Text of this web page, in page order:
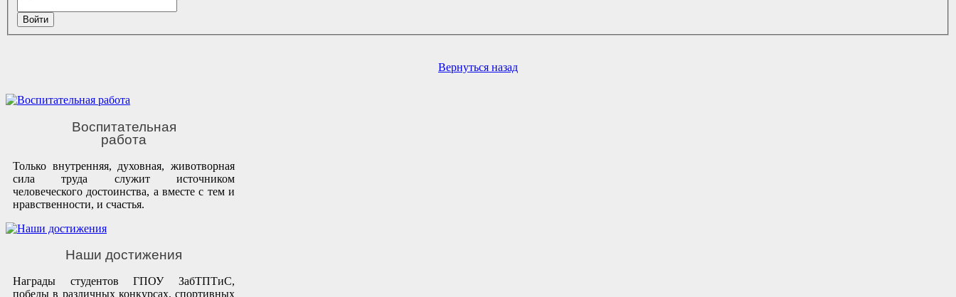
Войти
Вернуться назад
Воспитательная
работа
Только внутренняя, духовная, животворная
сила труда служит источником
человеческого достоинства, а вместе с тем и
нравственности, и счастья.
Наши достижения
Награды студентов ГПОУ ЗабТПТиС,
победы в различных конкурсах, спортивных